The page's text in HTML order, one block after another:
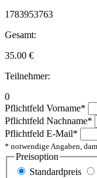
1783953763
Gesamt:
35.00 €
Teilnehmer:
0
Pflichtfeld Vorname*
Pflichtfeld Nachname*
Pflichtfeld E-Mail*
* notwendige Angaben,
Preisoption
Standardpreis